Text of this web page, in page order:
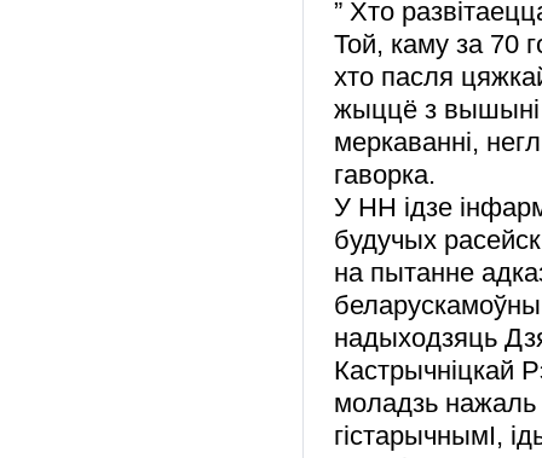
” Хто
Той, каму за 70
хто пасля
жыццё з
меркаванні,
гаворка.
У НН ідзе
будучых
на пытанне
надыходзяць
Кастрычніцкай
моладзь
гістарычнымІ,